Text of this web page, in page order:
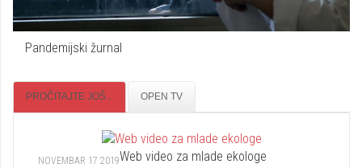
Pandemijski žurnal
PROČITAJTE JOŠ... OPEN TV
NOVEMBAR 17 2019Web video za mlade ekologe